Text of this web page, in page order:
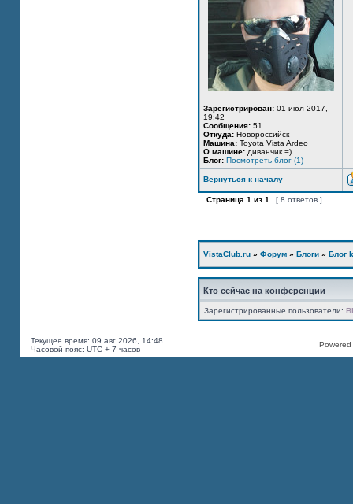
Зарегистрирован: 01 июл 2017,
19:42
Сообщения: 51
Откуда: Новороссийск
Машина: Toyota Vista Ardeo
О машине: диванчик =)
Блог: Посмотреть блог (1)
Вернуться к началу
Страница 1 из 1 [ 8 ответов ]
VistaClub.ru » Форум » Блоги » Блог
Кто сейчас на конференции
Зарегистрированные пользователи:
Текущее время: 09 авг 2026, 14:48
Часовой пояс: UTC + 7 часов